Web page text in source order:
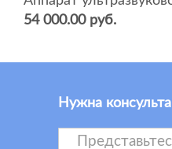
54 000.00 руб.
Нужна